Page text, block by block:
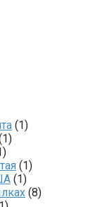
(1)
(1)
(1)
(8)